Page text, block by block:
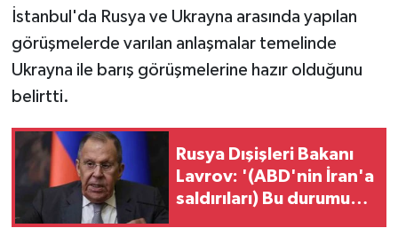
İstanbul'da Rusya ve Ukrayna arasında yapılan
görüşmelerde varılan anlaşmalar temelinde
Ukrayna ile barış görüşmelerine hazır olduğunu
belirtti.
Rusya Dışişleri Bakanı
Lavrov: '(ABD'nin İran'a
saldırıları) Bu durumun